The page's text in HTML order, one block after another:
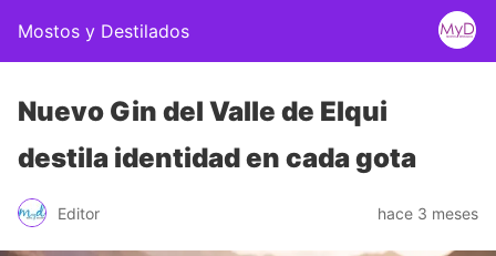
Mostos y Destilados
Nuevo Gin del Valle de Elqui
destila identidad en cada gota
Editor hace 3 meses